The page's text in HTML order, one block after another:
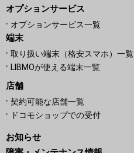
オプションサービス
オプションサービス一覧
端末
取り扱い端末（格安スマホ）一覧
LIBMOが使える端末一覧
店舗
契約可能な店舗一覧
ドコモショップでの受付
お知らせ